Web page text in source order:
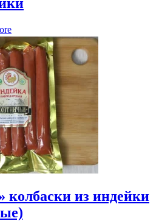
колбаски из индейки